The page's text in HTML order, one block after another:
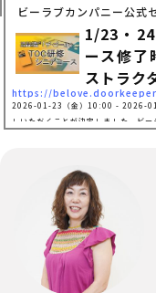
ビーラブカンパニー公式
1/23・
ース修了
ストラク
https://
2026-01-23（金）10:00 - 2026-
しいただくことが決定しました。ビ
者、エリヤンフ・ゴールドラット博
で、博士の著書「ザ・ゴール」は世
り入れられ劇的な改善結果を出して